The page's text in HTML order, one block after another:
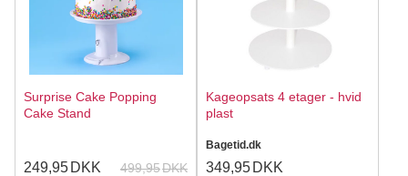
Surprise Cake Popping
Cake Stand
499,95DKK
249,95 DKK
Kageopsats 4 etager - hvid
plast
Bagetid.dk
349,95 DKK